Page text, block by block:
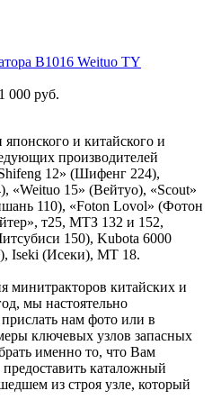
B1016 Weituo TY
1 000 руб.
и китайского и
производителей
12» (Шифенг 224),
«Weituo 15» (Вейтуо), «Scout»
110), «Foton Lovol» (Фотон
т25, МТЗ 132 и 152,
150), Kubota 6000
Iseki (Исеки), МТ 18.
минитракторов китайских и
мы настоятельно
нам фото или в
ключевых узлов запасных
именно то, что Вам
каталожный
из строя узле, который